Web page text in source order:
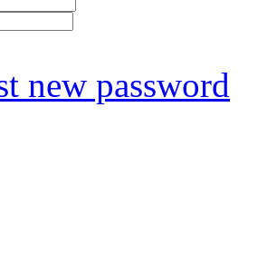
new password